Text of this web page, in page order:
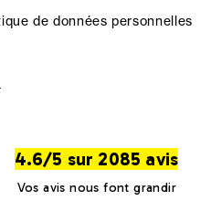
de données personnelles
4.6/5 sur 2085 avis
Vos avis nous font grandir